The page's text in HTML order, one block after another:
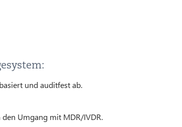
und auditfest ab.
Umgang mit MDR/IVDR.